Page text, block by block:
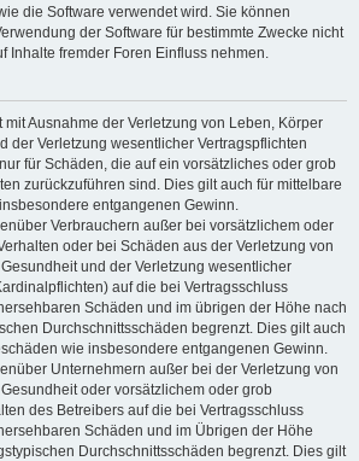
die Software verwendet wird. Sie können
der Software für bestimmte Zwecke nicht
Inhalte fremder Foren Einfluss nehmen.
mit Ausnahme der Verletzung von Leben, Körper
der Verletzung wesentlicher Vertragspflichten
für Schäden, die auf ein vorsätzliches oder grob
zurückzuführen sind. Dies gilt auch für mittelbare
entgangenen Gewinn.
Verbrauchern außer bei vorsätzlichem oder
oder bei Schäden aus der Verletzung von
und der Verletzung wesentlicher
auf die bei Vertragsschluss
Schäden und im übrigen der Höhe nach
Durchschnittsschäden begrenzt. Dies gilt auch
wie insbesondere entgangenen Gewinn.
Unternehmern außer bei der Verletzung von
oder vorsätzlichem oder grob
des Betreibers auf die bei Vertragsschluss
Schäden und im Übrigen der Höhe
Durchschnittsschäden begrenzt. Dies gilt